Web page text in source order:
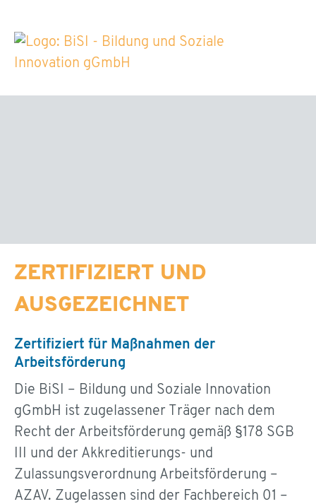
ZERTIFIZIERT UND
AUSGEZEICHNET
Zertifiziert für Maßnahmen der
Arbeitsförderung
Die BiSI – Bildung und Soziale Innovation
gGmbH ist zugelassener Träger nach dem
Recht der Arbeitsförderung gemäß §178 SGB
III und der Akkreditierungs- und
Zulassungsverordnung Arbeitsförderung –
AZAV. Zugelassen sind der Fachbereich 01 –